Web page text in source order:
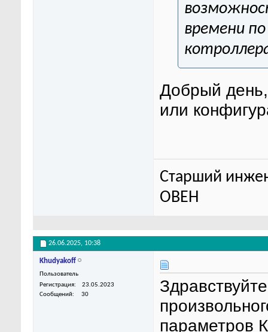
времени
Добрый
или
Старший
ОВЕН
26.06.2025, 10:38
Khudyakoff
Пользователь
Регистрация
23.05.2023
Сообщений
30
параметров